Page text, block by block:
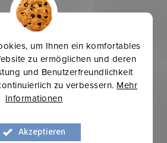
um Ihnen ein komfortables
zu ermöglichen und deren
und Benutzerfreundlichkeit
zu verbessern. Mehr
Informationen
Akzeptieren
Mehr für weniger